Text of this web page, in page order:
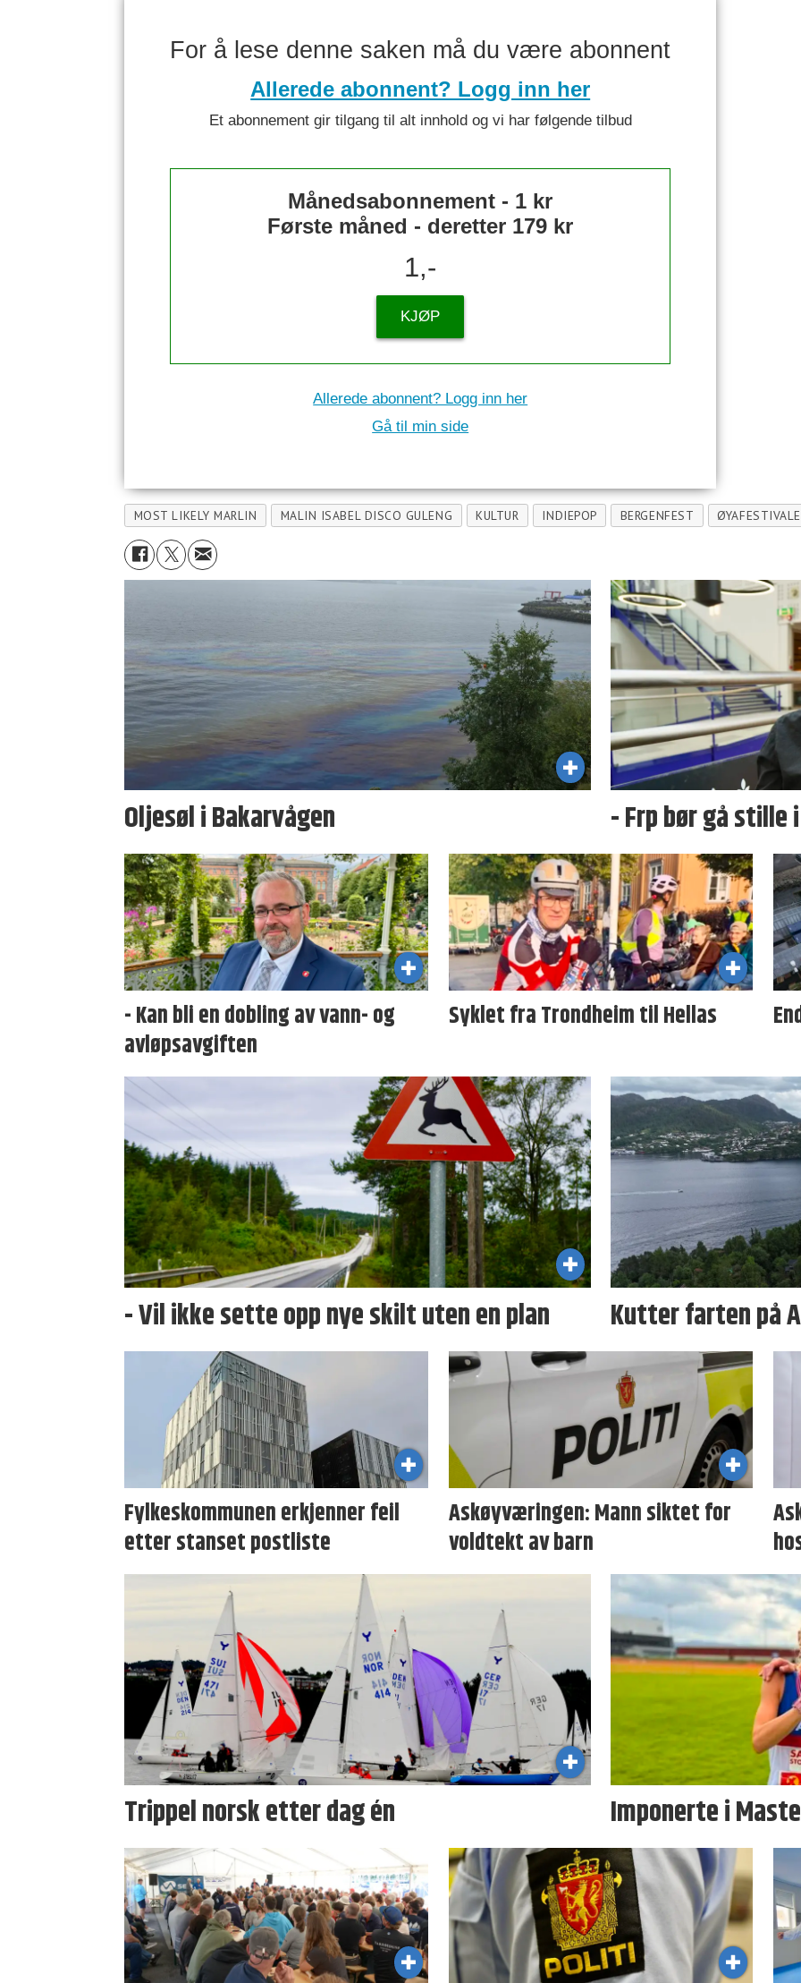
For å lese denne saken må du være abonnent
Allerede abonnent? Logg inn her
Et abonnement gir tilgang til alt innhold og vi har følgende tilbud
Månedsabonnement - 1 kr
Første måned - deretter 179 kr
1,-
KJØP
Allerede abonnent? Logg inn her
Gå til min side
MOST LIKELY MARLIN MALIN ISABEL DISCO GULENG KULTUR INDIEPOP BERGENFEST
Oljesøl i Bakarvågen - Frp bør gå stille
- Kan bli en dobling av vann- og
avløpsavgiften
Syklet fra Trondheim til Hellas
- Vil ikke sette opp nye skilt uten en plan Kutter farten på
Fylkeskommunen erkjenner feil
etter stanset postliste
Askøyværingen: Mann siktet for
voldtekt av barn
Trippel norsk etter dag én Imponerte i